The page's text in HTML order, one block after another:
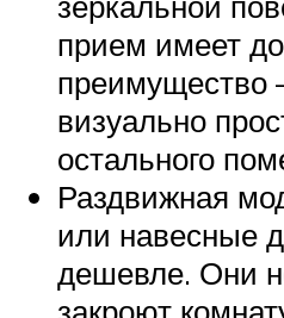
прием имеет
преимущество
визуально
остального
Раздвижная
или навесные
дешевле. Они